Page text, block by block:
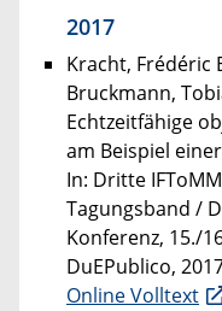
2017
Kracht, Frédéric
Bruckmann,
Echtzeitfähige
am Beispiel
In: Dritte
Tagungsband /
Konferenz, 15./
DuEPublico,
Online Volltext